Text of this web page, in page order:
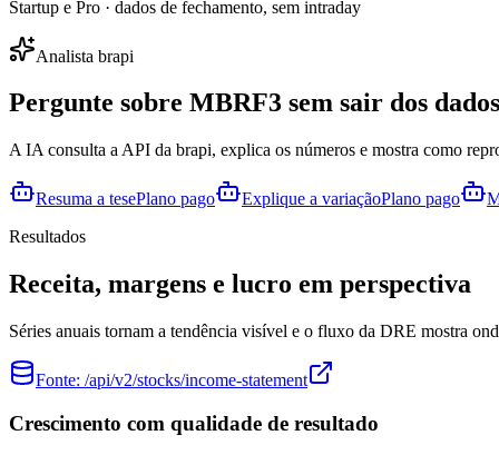
Startup e Pro · dados de fechamento, sem intraday
Analista brapi
Pergunte sobre MBRF3 sem sair dos
A IA consulta a API da brapi, explica os números e mostra como
Resuma a tesePlano pago Explique a variaçãoPlano pago
Resultados
Receita, margens e lucro em perspectiva
Séries anuais tornam a tendência visível e o fluxo da DRE mostra
Fonte: /api/v2/stocks/income-statement
Crescimento com qualidade de resultado